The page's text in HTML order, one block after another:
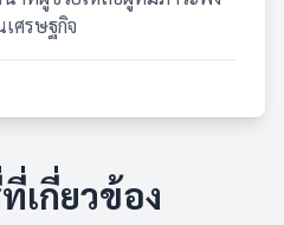
เศรษฐกิจ
เกี่ยวข้อง